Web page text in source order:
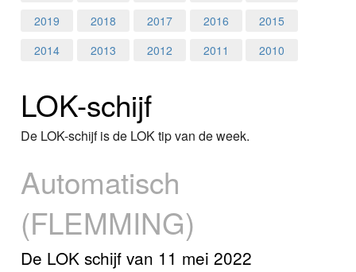
Home
Programma's
Nieuws
Foto's
Video
Webcam
Vacatures
2019
2018 2017 2016
2015
2014
2013 2012 2011 2010
LOK-schijf
De LOK-schijf is de LOK tip van de week.
Automatisch
(FLEMMING)
De LOK schijf van 11 mei 2022